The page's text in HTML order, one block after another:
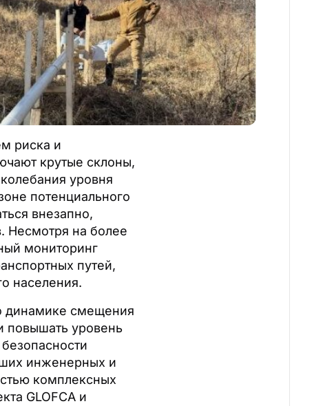
риска и
крутые склоны,
уровня
потенциального
внезапно,
Несмотря на более
мониторинг
путей,
населения.
динамике смещения
повышать уровень
инженерных и
комплексных
GLOFCA и